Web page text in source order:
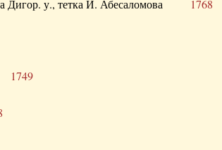
Дигор. у., тетка И. Абесаломова 1768
1749